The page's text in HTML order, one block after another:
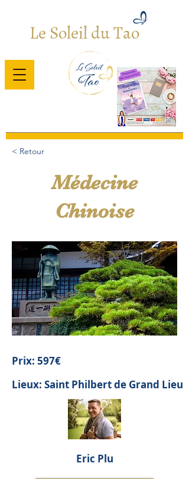
Le Soleil du Tao
< Retour
Médecine
Chinoise
Prix: 597€
Lieux: Saint Philbert de Grand Lieu
Eric Plu